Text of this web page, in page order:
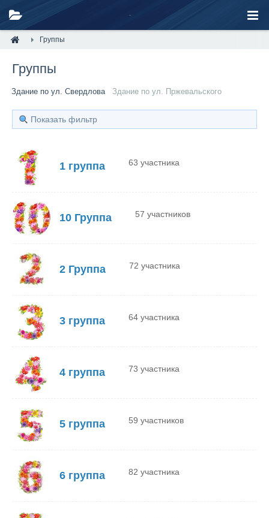
Группы
Группы
Здание по ул. Свердлова Здание по ул. Пржевальского
Показать фильтр
1 группа 63 участника
10 Группа 57 участников
2 Группа 72 участника
3 группа 64 участника
4 группа 73 участника
5 группа 59 участников
6 группа 82 участника